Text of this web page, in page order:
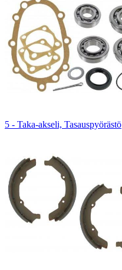
5 - Taka-akseli, Tasauspyörästö